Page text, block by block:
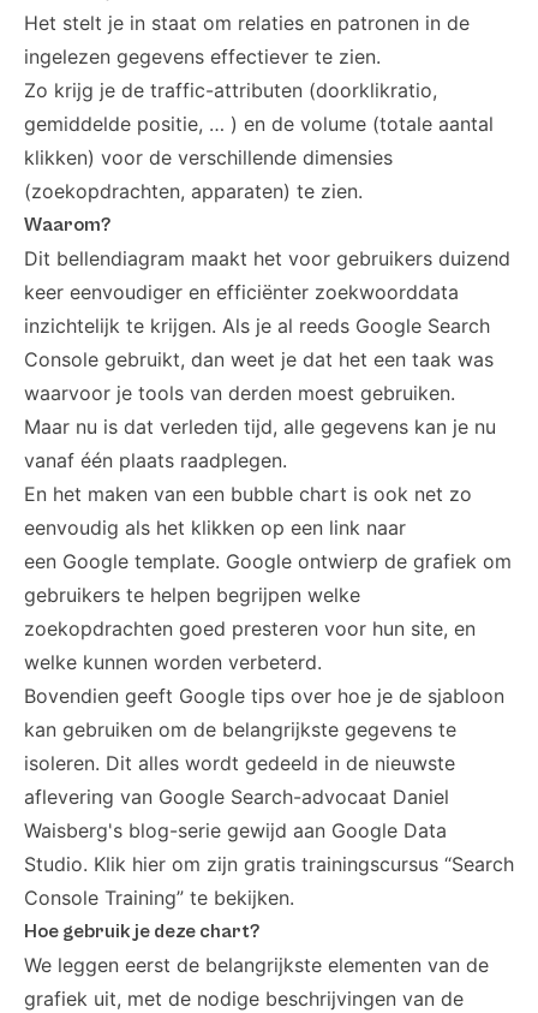
Het stelt je in staat om relaties en patronen in de
ingelezen gegevens effectiever te zien.
Zo krijg je de traffic-attributen (doorklikratio,
gemiddelde positie, … ) en de volume (totale aantal
klikken) voor de verschillende dimensies
(zoekopdrachten, apparaten) te zien.
Waarom?
Dit bellendiagram maakt het voor gebruikers duizend
keer eenvoudiger en efficiënter zoekwoorddata
inzichtelijk te krijgen. Als je al reeds Google Search
Console gebruikt, dan weet je dat het een taak was
waarvoor je tools van derden moest gebruiken.
Maar nu is dat verleden tijd, alle gegevens kan je nu
vanaf één plaats raadplegen.
En het maken van een bubble chart is ook net zo
eenvoudig als het klikken op een link naar
een Google template. Google ontwierp de grafiek om
gebruikers te helpen begrijpen welke
zoekopdrachten goed presteren voor hun site, en
welke kunnen worden verbeterd.
Bovendien geeft Google tips over hoe je de sjabloon
kan gebruiken om de belangrijkste gegevens te
isoleren. Dit alles wordt gedeeld in de nieuwste
aflevering van Google Search-advocaat Daniel
Waisberg's blog-serie gewijd aan Google Data
Studio. Klik hier om zijn gratis trainingscursus “Search
Console Training” te bekijken.
Hoe gebruik je deze chart?
We leggen eerst de belangrijkste elementen van de
grafiek uit, met de nodige beschrijvingen van de